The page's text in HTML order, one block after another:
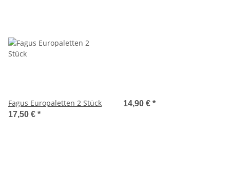
Fagus Europaletten 2 Stück
17,50 € *
14,90 € *